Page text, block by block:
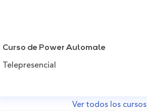
Curso de Power Automate
Telepresencial
Ver todos los cursos